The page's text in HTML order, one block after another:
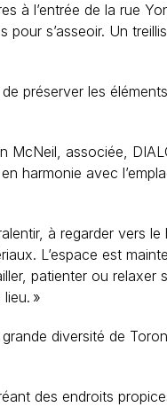
à l’entrée de la rue
s’asseoir. Un
préserver les
McNeil, associée,
harmonie avec
à regarder vers
L’espace est
patienter ou relaxer
»
diversité de
des endroits